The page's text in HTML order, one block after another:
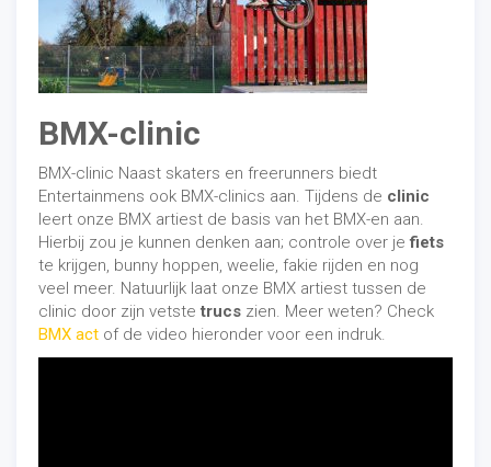
BMX-clinic
BMX-clinic Naast skaters en freerunners biedt
Entertainmens ook BMX-clinics aan. Tijdens de clinic
leert onze BMX artiest de basis van het BMX-en aan.
Hierbij zou je kunnen denken aan; controle over jefiets
te krijgen, bunny hoppen, weelie, fakie rijden en nog
veel meer. Natuurlijk laat onze BMX artiest tussen de
clinic door zijn vetste trucs zien. Meer weten? Check
BMX act of de video hieronder voor een indruk.